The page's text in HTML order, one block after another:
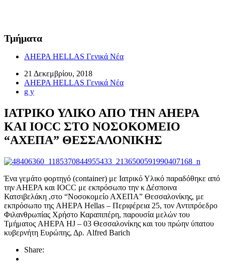
Τμήματα
AHEPA HELLAS Γενικά Νέα
21 Δεκεμβρίου, 2018
AHEPA HELLAS Γενικά Νέα
g y
ΙΑΤΡΙΚΟ ΥΛΙΚΟ ΑΠΟ ΤΗΝ AHEPA
KAI IOCC ΣΤΟ ΝΟΣΟΚΟΜΕΙΟ
“ΑΧΕΠΑ” ΘΕΣΣΑΛΟΝΙΚΗΣ
Ένα γεμάτο φορτηγό (container) με Ιατρικό Υλικό παραδόθηκε από
την ΑΗΕΡΑ και IOCC με εκπρόσωπο την κ Δέσποινα
Κατσιβελάκη ,στο “Νοσοκομείο ΑΧΕΠΑ” Θεσσαλονίκης, με
εκπρόσωπο της AHEPA Hellas – Περιφέρεια 25, τον Αντιπρόεδρο
Φιλανθρωπίας Χρήστο Καραπιπέρη, παρουσία μελών του
Τμήματος AHEPA HJ – 03 Θεσσαλονίκης και του πρώην ύπατου
κυβερνήτη Ευρώπης, Δρ. Alfred Barich
Share: